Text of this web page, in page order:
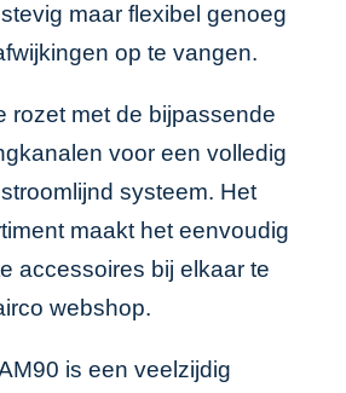
maar flexibel genoeg
op te vangen.
rozet met de bijpassende
voor een volledig
systeem. Het
maakt het eenvoudig
accessoires bij elkaar te
webshop.
is een veelzijdig